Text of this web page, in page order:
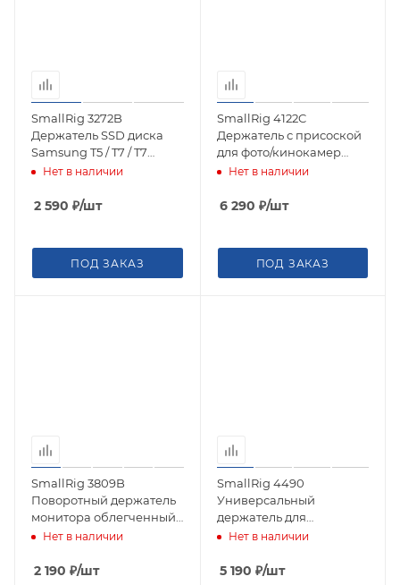
SmallRig 3272B
Держатель SSD диска
Samsung T5 / T7 / T7
Shield / T9 для цифровой
Нет в наличии
2 590 ₽/шт
ПОД ЗАКАЗ
SmallRig 4122C
Держатель с присоской
для фото/кинокамер
Suction Cup Camera
Нет в наличии
6 290 ₽/шт
ПОД ЗАКАЗ
SmallRig 3809B
Поворотный держатель
монитора облегченный
Monitor Mount with Cold
Нет в наличии
2 190 ₽/шт
SmallRig 4490
Универсальный
держатель для
аксессуаров HawkLock
Нет в наличии
5 190 ₽/шт